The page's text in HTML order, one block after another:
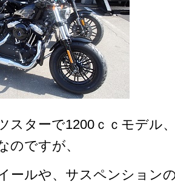
スターで1200ｃｃモデル
のですが、
ールや、サスペンション